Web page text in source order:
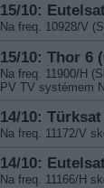
15/10:
Na freq. 10928/V
15/10: Thor 6
Na freq. 11900/H
PV TV systémem
14/10:
Na freq. 11172/V
14/10:
Na freq. 11166/H